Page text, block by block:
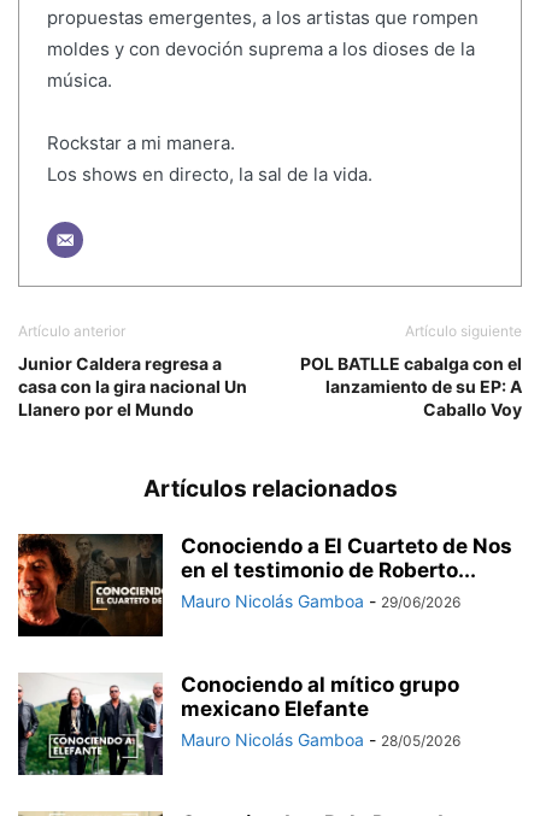
propuestas emergentes, a los artistas que rompen
moldes y con devoción suprema a los dioses de la
música.
Rockstar a mi manera.
Los shows en directo, la sal de la vida.
Artículo anterior
Junior Caldera regresa a
casa con la gira nacional Un
Llanero por el Mundo
Artículo siguiente
POL BATLLE cabalga con el
lanzamiento de su EP: A
Caballo Voy
Artículos relacionados
Conociendo a El Cuarteto de Nos
en el testimonio de Roberto...
Mauro Nicolás Gamboa - 29/06/2026
Conociendo al mítico grupo
mexicano Elefante
Mauro Nicolás Gamboa - 28/05/2026